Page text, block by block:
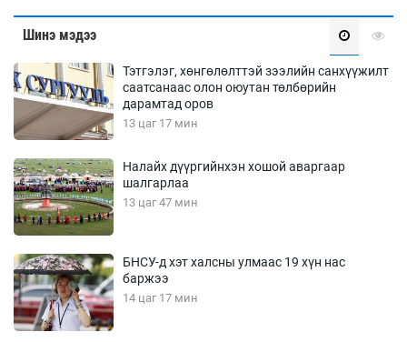
Шинэ мэдээ
Тэтгэлэг, хөнгөлөлттэй зээлийн санхүүжилт
саатсанаас олон оюутан төлбөрийн
дарамтад оров
13 цаг 17 мин
Налайх дүүргийнхэн хошой аваргаар
шалгарлаа
13 цаг 47 мин
БНСУ-д хэт халсны улмаас 19 хүн нас
баржээ
14 цаг 17 мин